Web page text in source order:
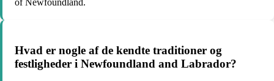
Hvad er nogle af de kendte traditioner og
festligheder i Newfoundland and Labrador?